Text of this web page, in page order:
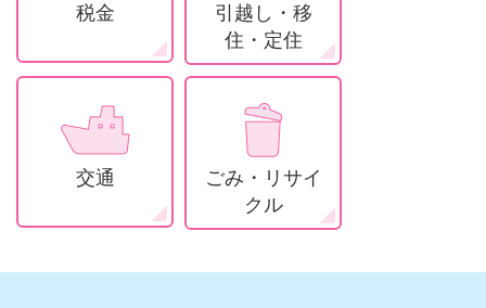
税金
引越し・移
住・定住
交通
ごみ・リサイ
クル